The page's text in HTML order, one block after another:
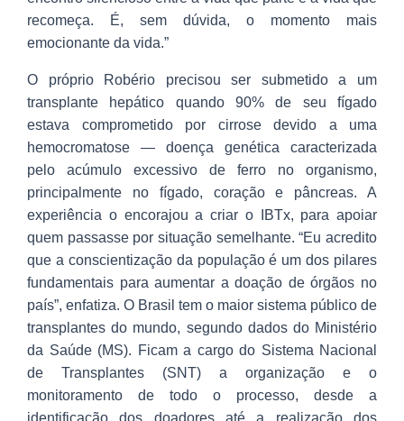
recomeça. É, sem dúvida, o momento mais
emocionante da vida.”
O próprio Robério precisou ser submetido a um
transplante hepático quando 90% de seu fígado
estava comprometido por cirrose devido a uma
hemocromatose — doença genética caracterizada
pelo acúmulo excessivo de ferro no organismo,
principalmente no fígado, coração e pâncreas. A
experiência o encorajou a criar o IBTx, para apoiar
quem passasse por situação semelhante. “Eu acredito
que a conscientização da população é um dos pilares
fundamentais para aumentar a doação de órgãos no
país”, enfatiza. O Brasil tem o maior sistema público de
transplantes do mundo, segundo dados do Ministério
da Saúde (MS). Ficam a cargo do Sistema Nacional
de Transplantes (SNT) a organização e o
monitoramento de todo o processo, desde a